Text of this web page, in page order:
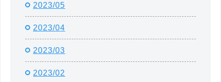
2023/05
2023/04
2023/03
2023/02